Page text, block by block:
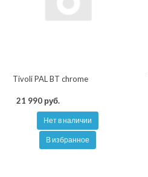
Tivoli PAL BT chrome
21 990 руб.
Нет в наличии
В избранное